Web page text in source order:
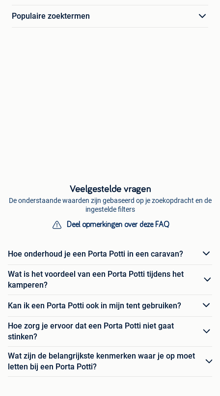
Populaire zoektermen
Veelgestelde vragen
De onderstaande waarden zijn gebaseerd op je zoekopdracht en de
ingestelde filters
Deel opmerkingen over deze FAQ
Hoe onderhoud je een Porta Potti in een caravan?
Wat is het voordeel van een Porta Potti tijdens het
kamperen?
Kan ik een Porta Potti ook in mijn tent gebruiken?
Hoe zorg je ervoor dat een Porta Potti niet gaat
stinken?
Wat zijn de belangrijkste kenmerken waar je op moet
letten bij een Porta Potti?